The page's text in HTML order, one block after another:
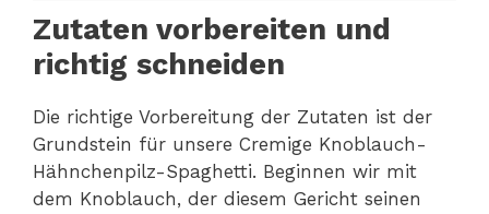
Zutaten vorbereiten und
richtig schneiden
Die richtige Vorbereitung der Zutaten ist der
Grundstein für unsere Cremige Knoblauch-
Hähnchenpilz-Spaghetti. Beginnen wir mit
dem Knoblauch, der diesem Gericht seinen